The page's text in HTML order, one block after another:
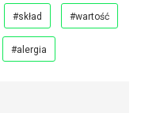
#skład #wartość
#alergia